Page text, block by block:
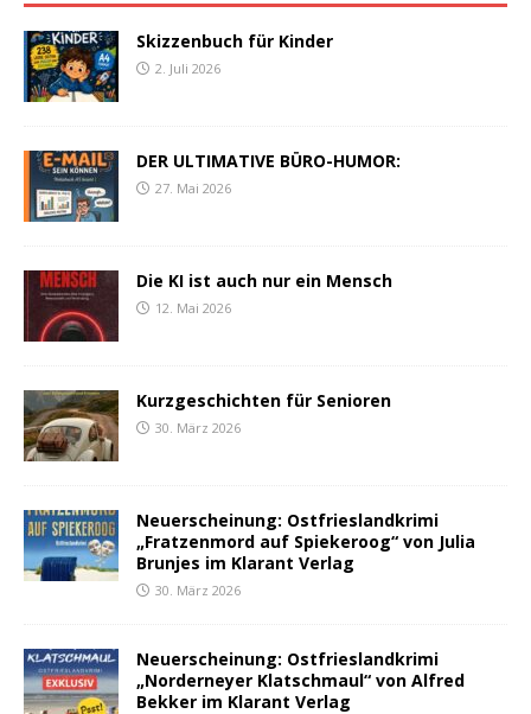
Skizzenbuch für Kinder
2. Juli 2026
DER ULTIMATIVE BÜRO-HUMOR:
27. Mai 2026
Die KI ist auch nur ein Mensch
12. Mai 2026
Kurzgeschichten für Senioren
30. März 2026
Neuerscheinung: Ostfrieslandkrimi
„Fratzenmord auf Spiekeroog“ von Julia
Brunjes im Klarant Verlag
30. März 2026
Neuerscheinung: Ostfrieslandkrimi
„Norderneyer Klatschmaul“ von Alfred
Bekker im Klarant Verlag